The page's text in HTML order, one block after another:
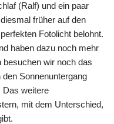
(Ralf) und ein paar
früher auf den
Fotolicht belohnt.
haben dazu noch mehr
wir noch das
Sonnenuntergang
Das weitere
mit dem Unterschied,